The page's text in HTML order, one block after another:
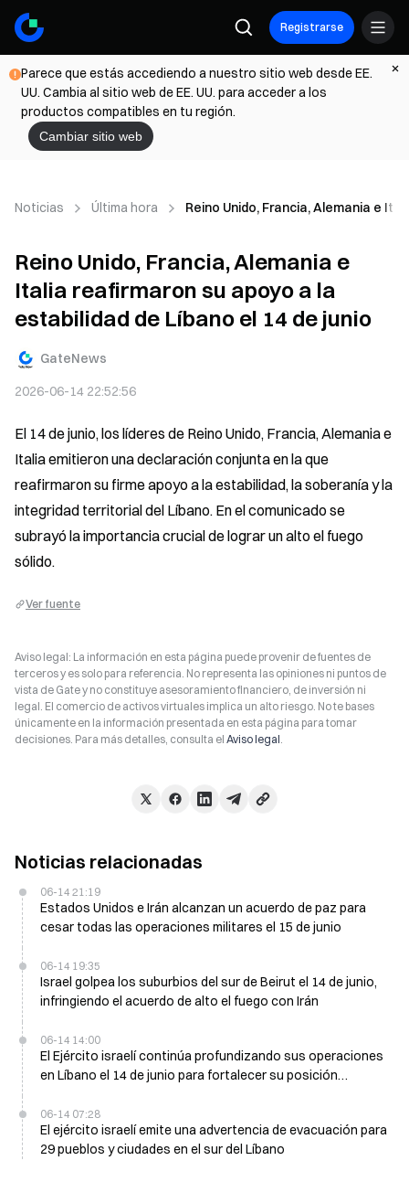
Registrarse
Parece que estás accediendo a nuestro sitio web desde EE.
UU. Cambia al sitio web de EE. UU. para acceder a los
productos compatibles en tu región.
Cambiar sitio web
Noticias Última hora Reino Unido, Francia, Alemania e
Reino Unido, Francia, Alemania e
Italia reafirmaron su apoyo a la
estabilidad de Líbano el 14 de junio
GateNews
2026-06-14 22:52:56
El 14 de junio, los líderes de Reino Unido, Francia, Alemania e
Italia emitieron una declaración conjunta en la que
reafirmaron su firme apoyo a la estabilidad, la soberanía y la
integridad territorial del Líbano. En el comunicado se
subrayó la importancia crucial de lograr un alto el fuego
sólido.
Ver fuente
Aviso legal: La información en esta página puede provenir de fuentes de
terceros y es solo para referencia. No representa las opiniones ni puntos de
vista de Gate y no constituye asesoramiento financiero, de inversión ni
legal. El comercio de activos virtuales implica un alto riesgo. No te bases
únicamente en la información presentada en esta página para tomar
decisiones. Para más detalles, consulta el Aviso legal.
Noticias relacionadas
06-14 21:19
Estados Unidos e Irán alcanzan un acuerdo de paz para
cesar todas las operaciones militares el 15 de junio
06-14 19:35
Israel golpea los suburbios del sur de Beirut el 14 de junio,
infringiendo el acuerdo de alto el fuego con Irán
06-14 14:00
El Ejército israelí continúa profundizando sus operaciones
en Líbano el 14 de junio para fortalecer su posición
06-14 07:28
El ejército israelí emite una advertencia de evacuación para
29 pueblos y ciudades en el sur del Líbano